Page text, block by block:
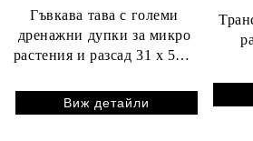
Гъвкава тава с големи
дренажни дупки за микро
растения и разсад 31 x 51 x
Виж детайли